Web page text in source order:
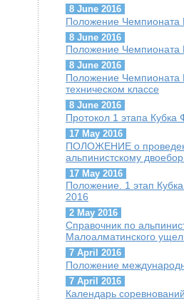
8 June 2016
Положение Чемпионата
8 June 2016
Положение Чемпионата
8 June 2016
Положение Чемпионата
техническом классе
8 June 2016
Протокол 1 этапа
17 May 2016
ПОЛОЖЕНИЕ о
альпинистскому
17 May 2016
Положение. 1 этап
2016
2 May 2016
Cправочник по
Малоалматинского
7 April 2016
Положение
7 April 2016
Календарь